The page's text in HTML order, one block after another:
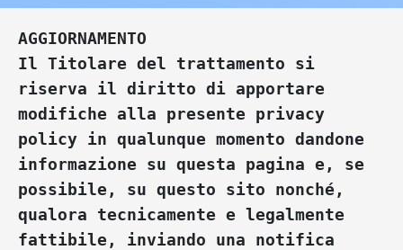
AGGIORNAMENTO
Il Titolare del trattamento si
riserva il diritto di apportare
modifiche alla presente privacy
policy in qualunque momento dandone
informazione su questa pagina e, se
possibile, su questo sito nonché,
qualora tecnicamente e legalmente
fattibile, inviando una notifica